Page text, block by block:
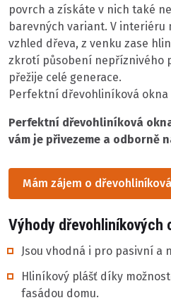
povrch a získáte v nich také
barevných variant. V interiéru
vzhled dřeva, z venku zase
zkrotí působení nepříznivého
přežije celé generace.
Perfektní dřevohliníková okna
Perfektní dřevohliníková
vám je přivezeme a odborně
Mám zájem o
Výhody dřevohliníkových
Jsou vhodná i pro pasivní a
Hliníkový plášť díky
fasádou domu.